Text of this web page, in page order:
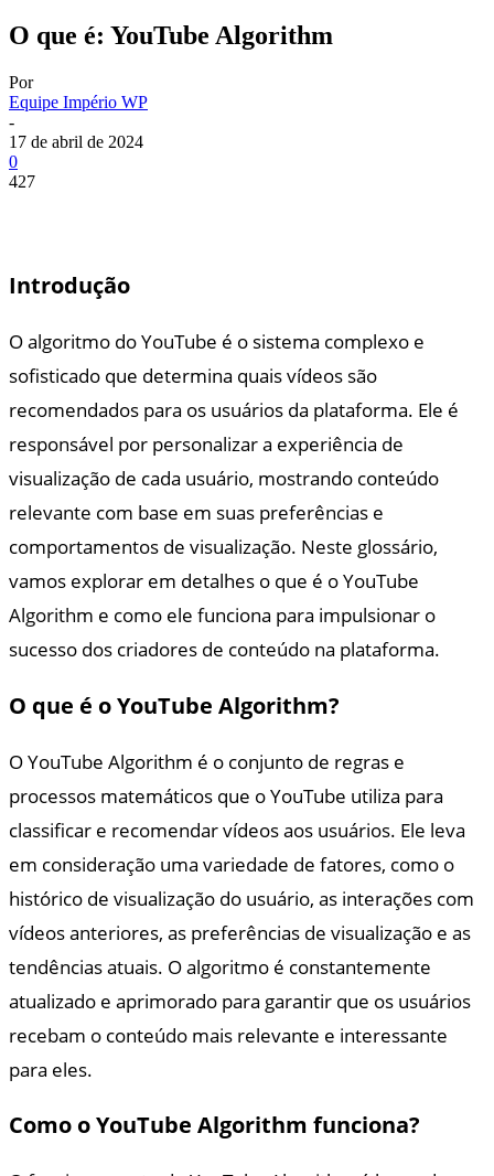
O que é: YouTube Algorithm
Por
Equipe Império WP
-
17 de abril de 2024
0
427
Introdução
O algoritmo do YouTube é o sistema complexo e
sofisticado que determina quais vídeos são
recomendados para os usuários da plataforma. Ele é
responsável por personalizar a experiência de
visualização de cada usuário, mostrando conteúdo
relevante com base em suas preferências e
comportamentos de visualização. Neste glossário,
vamos explorar em detalhes o que é o YouTube
Algorithm e como ele funciona para impulsionar o
sucesso dos criadores de conteúdo na plataforma.
O que é o YouTube Algorithm?
O YouTube Algorithm é o conjunto de regras e
processos matemáticos que o YouTube utiliza para
classificar e recomendar vídeos aos usuários. Ele leva
em consideração uma variedade de fatores, como o
histórico de visualização do usuário, as interações com
vídeos anteriores, as preferências de visualização e as
tendências atuais. O algoritmo é constantemente
atualizado e aprimorado para garantir que os usuários
recebam o conteúdo mais relevante e interessante
para eles.
Como o YouTube Algorithm funciona?